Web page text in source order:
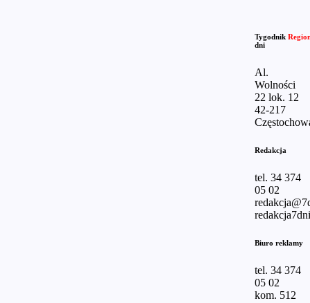
Tygodnik
dni
Al.
Wolności
22 lok. 12
42-217
Redakcja
tel. 34 374
05 02
Biuro reklamy
tel. 34 374
05 02
kom. 512